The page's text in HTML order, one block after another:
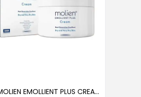
ASSOS MOLIEN EMOLLIENT PLUS CREAM 300ML